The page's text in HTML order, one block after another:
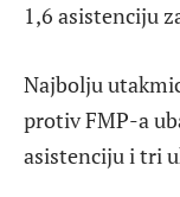
1,6 asistenciju
Najbolju
protiv FMP-a
asistenciju i tri